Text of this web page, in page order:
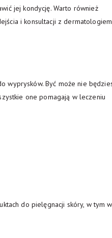
jej kondycję. Warto również
i konsultacji z
wyprysków. Być może nie
one pomagają w leczeniu
do pielęgnacji skóry, w tym w